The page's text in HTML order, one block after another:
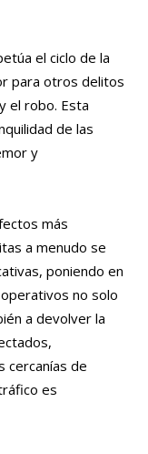
el ciclo de la
para otros delitos
el robo. Esta
de las
y
más
a menudo se
poniendo en
no solo
a devolver la
cercanías de
es